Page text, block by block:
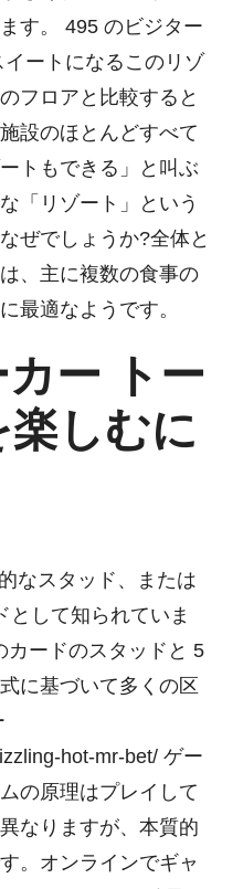
す。 495 のビジター
ートになるこのリゾ
フロアと比較すると
設のほとんどすべて
トもできる」と叫ぶ
「リゾート」という
ぜでしょうか?全体と
、主に複数の食事の
最適なようです。
ー トー
しむに
なスタッド、または
として知られていま
カードのスタッドと 5
に基づいて多くの区
hot-mr-bet/ゲー
の原理はプレイして
なりますが、本質的
。オンラインでギャ